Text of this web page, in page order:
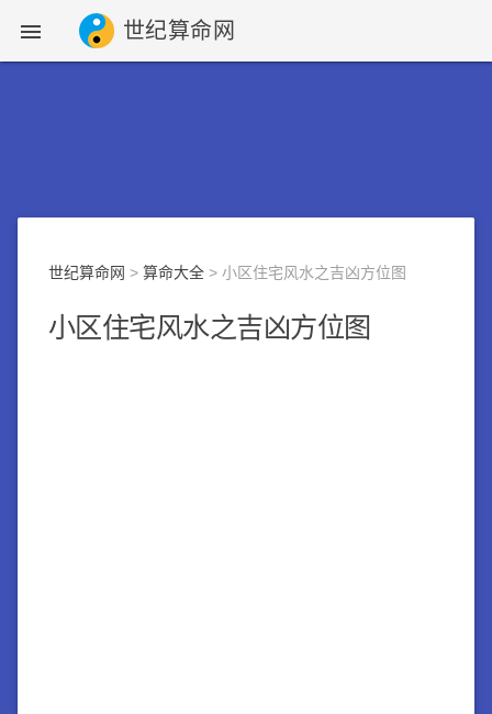
 世纪算命网
世纪算命网 > 算命大全 > 小区住宅风水之吉凶方位图
小区住宅风水之吉凶方位图